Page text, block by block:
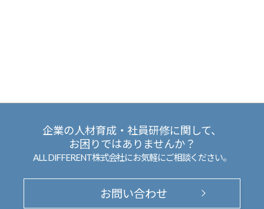
企業の人材育成・社員研修に関して、
お困りではありませんか？
ALL DIFFERENT株式会社にお気軽にご相談ください。
お問い合わせ